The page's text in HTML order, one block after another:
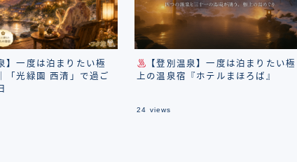
】一度は泊まりたい極
「光緑園 西清」で過ご
【登別温泉】一度は泊まりたい極
上の温泉宿『ホテルまほろば』
24 views